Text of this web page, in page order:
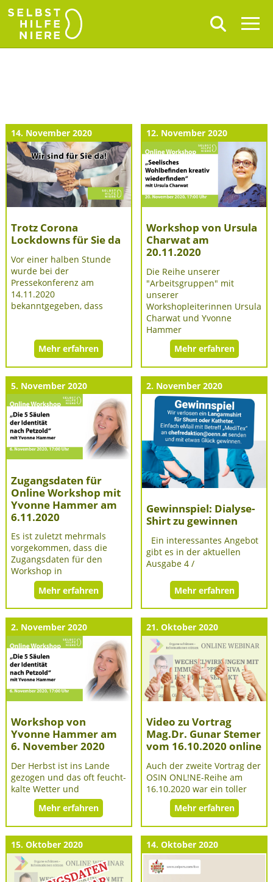
14. November 2020
Trotz Corona
Lockdowns für Sie da
Vor einer halben Stunde
wurde bei der
Pressekonferenz am
14.11.2020
bekanntgegeben, dass
Mehr erfahren
12. November 2020
Workshop von Ursula
Charwat am
20.11.2020
Die Reihe unserer
"Arbeitsgruppen" mit
unserer
Workshopleiterinnen Ursula
Charwat und Yvonne
Hammer
Mehr erfahren
5. November 2020
Zugangsdaten für
Online Workshop mit
Yvonne Hammer am
6.11.2020
Es ist zuletzt mehrmals
vorgekommen, dass die
Zugangsdaten für den
Workshop in
Mehr erfahren
2. November 2020
Gewinnspiel: Dialyse-
Shirt zu gewinnen
Ein interessantes Angebot
gibt es in der aktuellen
Ausgabe 4 /
Mehr erfahren
2. November 2020
Workshop von
Yvonne Hammer am
6. November 2020
Der Herbst ist ins Lande
gezogen und das oft feucht-
kalte Wetter und
Mehr erfahren
21. Oktober 2020
Video zu Vortrag
Mag.Dr. Gunar Stemer
vom 16.10.2020 online
Auch der zweite Vortrag der
OSIN ONL!NE-Reihe am
16.10.2020 war ein toller
Mehr erfahren
15. Oktober 2020 14. Oktober 2020